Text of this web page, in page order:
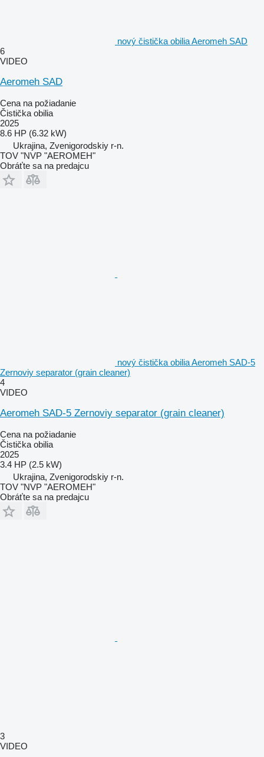
nový čistička obilia Aeromeh SAD
6
VIDEO
Aeromeh SAD
Cena na požiadanie
Čistička obilia
2025
8.6 HP (6.32 kW)
Ukrajina, Zvenigorodskiy r-n.
TOV "NVP "AEROMEH"
Obráťte sa na predajcu
nový čistička obilia Aeromeh SAD-5
Zernoviy separator (grain cleaner)
4
VIDEO
Aeromeh SAD-5 Zernoviy separator (grain cleaner)
Cena na požiadanie
Čistička obilia
2025
3.4 HP (2.5 kW)
Ukrajina, Zvenigorodskiy r-n.
TOV "NVP "AEROMEH"
Obráťte sa na predajcu
3
VIDEO